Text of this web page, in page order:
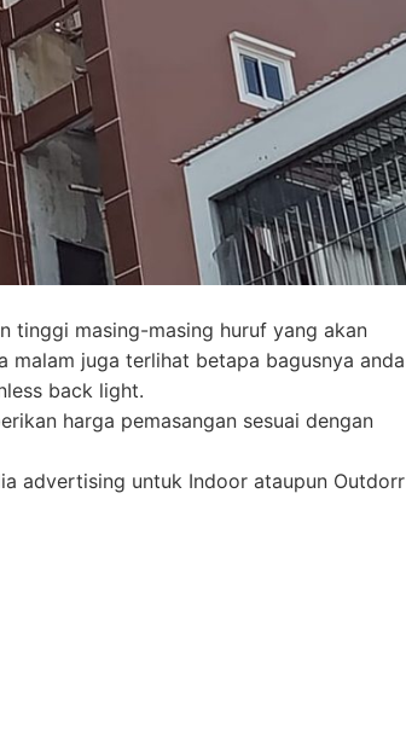
tinggi masing-masing huruf yang akan
malam juga terlihat betapa bagusnya anda
back light.
harga pemasangan sesuai dengan
advertising untuk Indoor ataupun Outdorr